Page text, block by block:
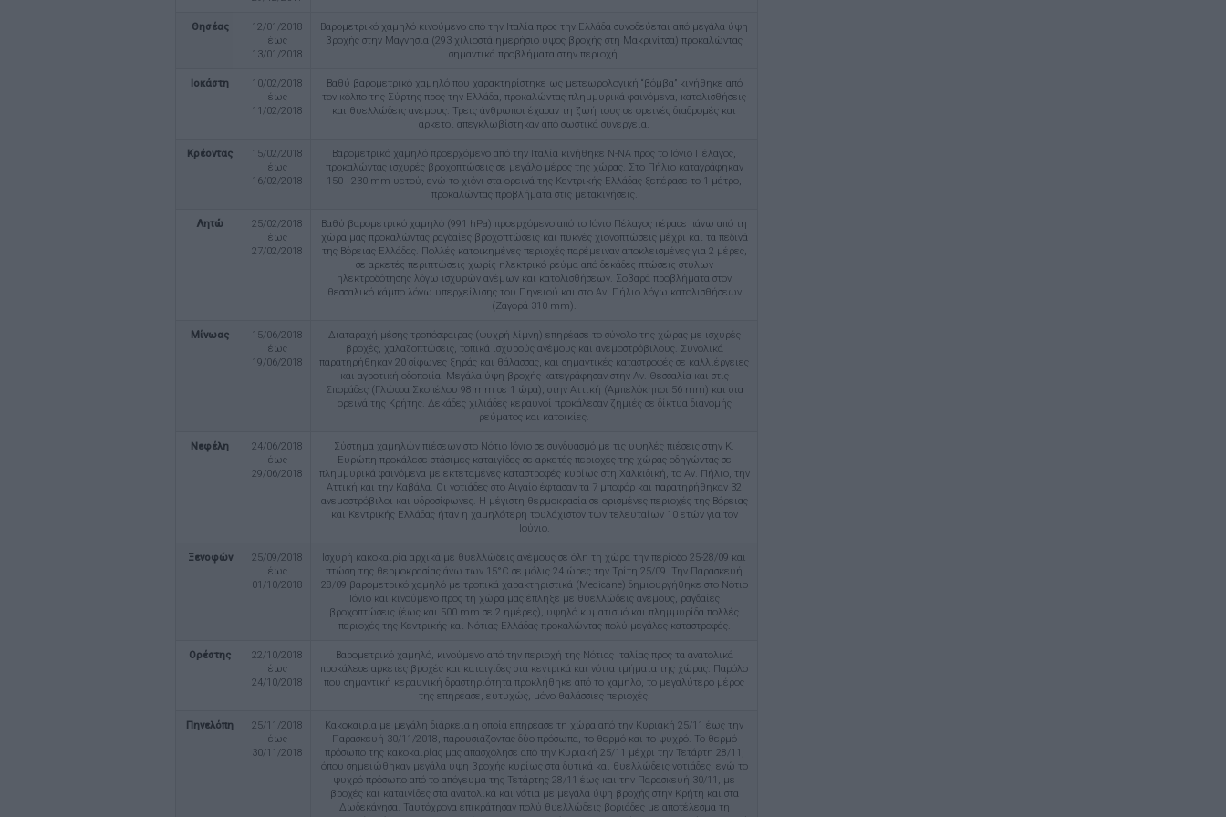
Θησέας
12/01/2018
έως
13/01/2018
Βαρομετρικό χαμηλό κινούμενο από την Ιταλία προς την Ελλάδα συνοδεύεται από μεγάλα ύψη
βροχής στην Μαγνησία (293 χιλιοστά ημερήσιο ύψος βροχής στη Μακρινίτσα) προκαλώντας
σημαντικά προβλήματα στην περιοχή.
Ιοκάστη
10/02/2018
έως
11/02/2018
Βαθύ βαρομετρικό χαμηλό που χαρακτηρίστηκε ως μετεωρολογική “βόμβα” κινήθηκε από
τον κόλπο της Σύρτης προς την Ελλάδα, προκαλώντας πλημμυρικά φαινόμενα, κατολισθήσεις
και θυελλώδεις ανέμους. Τρεις άνθρωποι έχασαν τη ζωή τους σε ορεινές διαδρομές και
αρκετοί απεγκλωβίστηκαν από σωστικά συνεργεία.
Κρέοντας
15/02/2018
έως
16/02/2018
Βαρομετρικό χαμηλό προερχόμενο από την Ιταλία κινήθηκε Ν-ΝΑ προς το Ιόνιο Πέλαγος,
προκαλώντας ισχυρές βροχοπτώσεις σε μεγάλο μέρος της χώρας. Στο Πήλιο καταγράφηκαν
150 - 230 mm υετού, ενώ το χιόνι στα ορεινά της Κεντρικής Ελλάδας ξεπέρασε το 1 μέτρο,
προκαλώντας προβλήματα στις μετακινήσεις.
Λητώ
25/02/2018
έως
27/02/2018
Bαθύ βαρομετρικό χαμηλό (991 hPa) προερχόμενο από το Ιόνιο Πέλαγος πέρασε πάνω από τη
χώρα μας προκαλώντας ραγδαίες βροχοπτώσεις και πυκνές χιονοπτώσεις μέχρι και τα πεδινά
της Βόρειας Ελλάδας. Πολλές κατοικημένες περιοχές παρέμειναν αποκλεισμένες για 2 μέρες,
σε αρκετές περιπτώσεις χωρίς ηλεκτρικό ρεύμα από δεκάδες πτώσεις στύλων
ηλεκτροδότησης λόγω ισχυρών ανέμων και κατολισθήσεων. Σοβαρά προβλήματα στον
θεσσαλικό κάμπο λόγω υπερχείλισης του Πηνειού και στο Αν. Πήλιο λόγω κατολισθήσεων
(Ζαγορά 310 mm).
Μίνωας
15/06/2018
έως
19/06/2018
Διαταραχή μέσης τροπόσφαιρας (ψυχρή λίμνη) επηρέασε το σύνολο της χώρας με ισχυρές
βροχές, χαλαζοπτώσεις, τοπικά ισχυρούς ανέμους και ανεμοστρόβιλους. Συνολικά
παρατηρήθηκαν 20 σίφωνες ξηράς και θάλασσας, και σημαντικές καταστροφές σε καλλιέργειες
και αγροτική οδοποιία. Μεγάλα ύψη βροχής κατεγράφησαν στην Αν. Θεσσαλία και στις
Σποράδες (Γλώσσα Σκοπέλου 98 mm σε 1 ώρα), στην Αττική (Αμπελόκηποι 56 mm) και στα
ορεινά της Κρήτης. Δεκάδες χιλιάδες κεραυνοί προκάλεσαν ζημιές σε δίκτυα διανομής
ρεύματος και κατοικίες.
Νεφέλη
24/06/2018
έως
29/06/2018
Σύστημα χαμηλών πιέσεων στο Νότιο Ιόνιο σε συνδυασμό με τις υψηλές πιέσεις στην Κ.
Ευρώπη προκάλεσε στάσιμες καταιγίδες σε αρκετές περιοχές της χώρας οδηγώντας σε
πλημμυρικά φαινόμενα με εκτεταμένες καταστροφές κυρίως στη Χαλκιδική, το Αν. Πήλιο, την
Αττική και την Καβάλα. Οι νοτιάδες στο Αιγαίο έφτασαν τα 7 μποφόρ και παρατηρήθηκαν 32
ανεμοστρόβιλοι και υδροσίφωνες. Η μέγιστη θερμοκρασία σε ορισμένες περιοχές της Βόρειας
και Κεντρικής Ελλάδας ήταν η χαμηλότερη τουλάχιστον των τελευταίων 10 ετών για τον
Ιούνιο.
Ξενοφών
25/09/2018
έως
01/10/2018
Ισχυρή κακοκαιρία αρχικά με θυελλώδεις ανέμους σε όλη τη χώρα την περίοδο 25-28/09 και
πτώση της θερμοκρασίας άνω των 15°C σε μόλις 24 ώρες την Τρίτη 25/09. Την Παρασκευή
28/09 βαρομετρικό χαμηλό με τροπικά χαρακτηριστικά (Medicane) δημιουργήθηκε στο Νότιο
Ιόνιο και κινούμενο προς τη χώρα μας έπληξε με θυελλώδεις ανέμους, ραγδαίες
βροχοπτώσεις (έως και 500 mm σε 2 ημέρες), υψηλό κυματισμό και πλημμυρίδα πολλές
περιοχές της Κεντρικής και Νότιας Ελλάδας προκαλώντας πολύ μεγάλες καταστροφές.
Ορέστης
22/10/2018
έως
24/10/2018
Βαρομετρικό χαμηλό, κινούμενο από την περιοχή της Νότιας Ιταλίας προς τα ανατολικά
προκάλεσε αρκετές βροχές και καταιγίδες στα κεντρικά και νότια τμήματα της χώρας. Παρόλο
που σημαντική κεραυνική δραστηριότητα προκλήθηκε από το χαμηλό, το μεγαλύτερο μέρος
της επηρέασε, ευτυχώς, μόνο θαλάσσιες περιοχές.
Πηνελόπη
25/11/2018
έως
30/11/2018
Κακοκαιρία με μεγάλη διάρκεια η οποία επηρέασε τη χώρα από την Κυριακή 25/11 έως την
Παρασκευή 30/11/2018, παρουσιάζοντας δύο πρόσωπα, το θερμό και το ψυχρό. Το θερμό
πρόσωπο της κακοκαιρίας μας απασχόλησε από την Κυριακή 25/11 μέχρι την Τετάρτη 28/11,
όπου σημειώθηκαν μεγάλα ύψη βροχής κυρίως στα δυτικά και θυελλώδεις νοτιάδες, ενώ το
ψυχρό πρόσωπο από το απόγευμα της Τετάρτης 28/11 έως και την Παρασκευή 30/11, με
βροχές και καταιγίδες στα ανατολικά και νότια με μεγάλα ύψη βροχής στην Κρήτη και στα
Δωδεκάνησα. Ταυτόχρονα επικράτησαν πολύ θυελλώδεις βοριάδες με αποτέλεσμα τη